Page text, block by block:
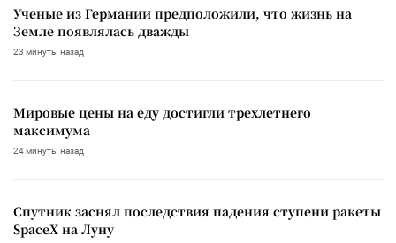
Ученые из Германии предположили, что жизнь на
Земле появлялась дважды
23 минуты назад
Мировые цены на еду достигли трехлетнего
максимума
24 минуты назад
Спутник заснял последствия падения ступени ракеты
SpaceX на Луну